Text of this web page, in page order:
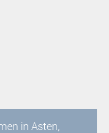
in Asten,